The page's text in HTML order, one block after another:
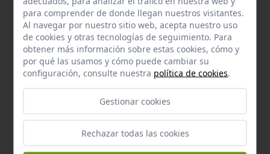
Enclave de interés Cultural
a 0,90 km.
para comprender de donde llegan nuestros visitantes.
Al navegar por nuestro sitio web, acepta nuestro uso
de cookies y otras tecnologías de seguimiento. Para
obtener más información sobre estas cookies, cómo y
por qué las usamos y cómo puede cambiar su
configuración, consulte nuestra política de cookies.
Gestionar cookies
Rechazar todas las cookies